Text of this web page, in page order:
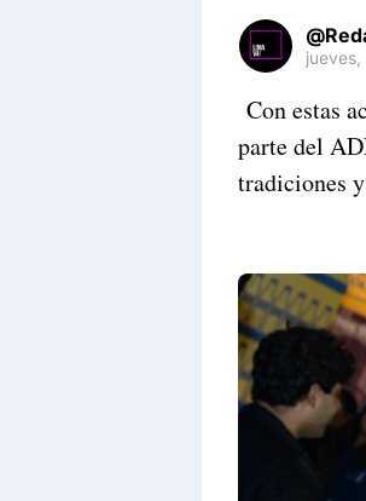
Premium
Raushan
Design
Con estas
parte del
tradiciones